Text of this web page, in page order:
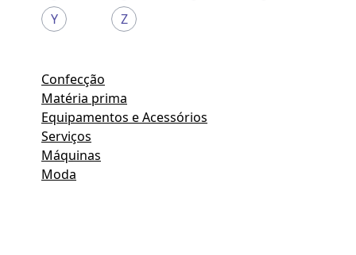
Y
Z
Confecção
Matéria prima
Equipamentos e Acessórios
Serviços
Máquinas
Moda